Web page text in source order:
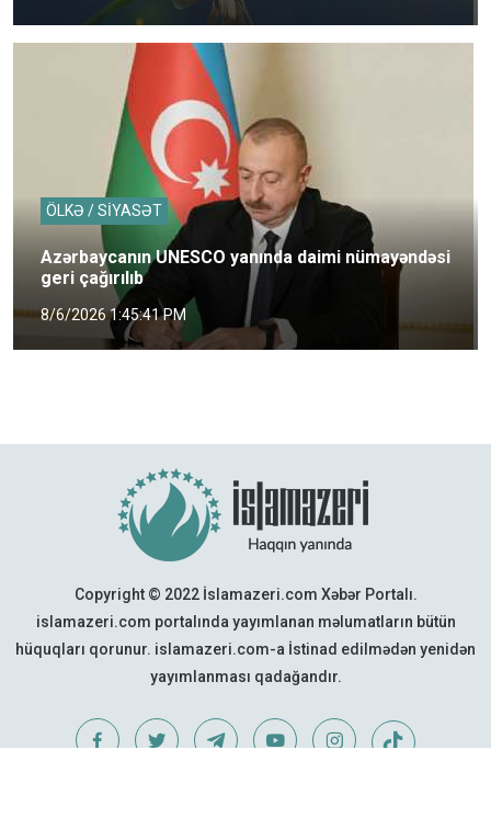
ÖLKƏ / SİYASƏT
Azərbaycanın UNESCO yanında daimi nümayəndəsi
geri çağırılıb
8/6/2026 1:45:41 PM
Copyright © 2022 İslamazeri.com Xəbər Portalı.
islamazeri.com portalında yayımlanan məlumatların bütün
hüquqları qorunur. islamazeri.com-a İstinad edilmədən yenidən
yayımlanması qadağandır.